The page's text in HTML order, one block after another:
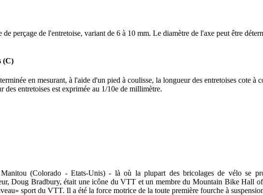
perçage de l'entretoise, variant de 6 à 10 mm. Le diamètre de l'axe peut être
(C)
en mesurant, à l'aide d'un pied à coulisse, la longueur des entretoises cote
entretoises est exprimée au 1/10e de millimètre.
(Colorado - Etats-Unis) - là où la plupart des bricolages de vélo se
Doug Bradbury, était une icône du VTT et un membre du Mountain Bike Hall
sport du VTT. Il a été la force motrice de la toute première fourche à